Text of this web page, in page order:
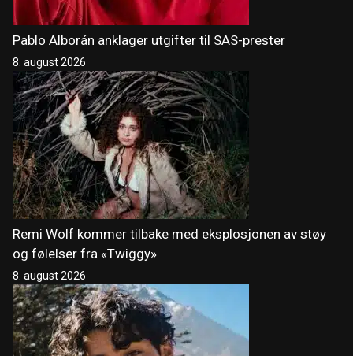
Pablo Alborán anklager utgifter til SAS-prester
8. august 2026
Remi Wolf kommer tilbake med eksplosjonen av støy
og følelser fra «Twiggy»
8. august 2026